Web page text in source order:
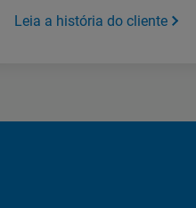
Leia a história do cliente